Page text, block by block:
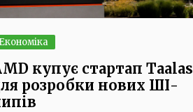
Економіка
купує стартап Taalas
розробки нових ШІ-